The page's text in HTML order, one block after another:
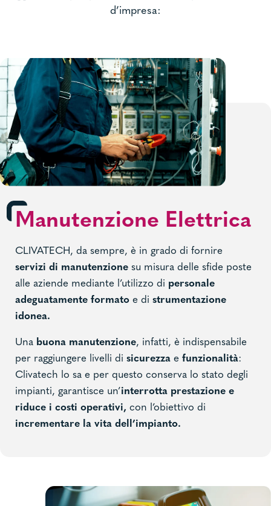
d’impresa:
Manutenzione Elettrica
CLIVATECH, da sempre, è in grado di fornire
servizi di manutenzione su misura delle sfide poste
alle aziende mediante l’utilizzo di personale
adeguatamente formato e di strumentazione
idonea.
Una buona manutenzione, infatti, è indispensabile
per raggiungere livelli di sicurezza e funzionalità:
Clivatech lo sa e per questo conserva lo stato degli
impianti, garantisce un’interrotta prestazione e
riduce i costi operativi, con l’obiettivo di
incrementare la vita dell’impianto.